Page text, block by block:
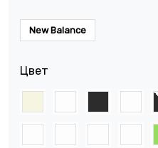
New Balance
Цвет